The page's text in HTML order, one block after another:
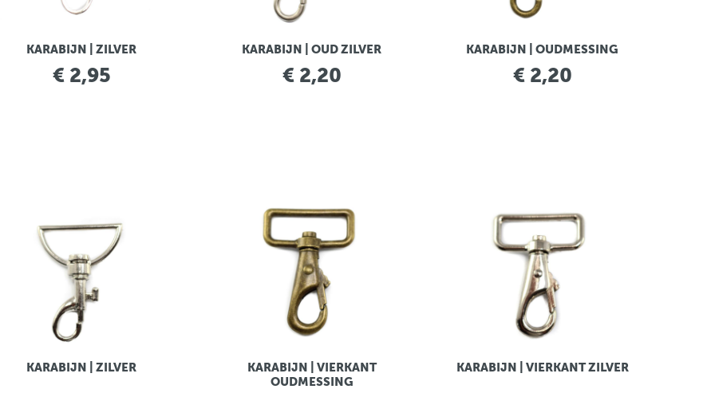
KARABIJN | ZILVER
€ 2,95
KARABIJN | OUD ZILVER
€ 2,20
KARABIJN | OUDMESSING
€ 2,20
KARABIJN | ZILVER
KARABIJN | VIERKANT
OUDMESSING
KARABIJN | VIERKANT ZILVER